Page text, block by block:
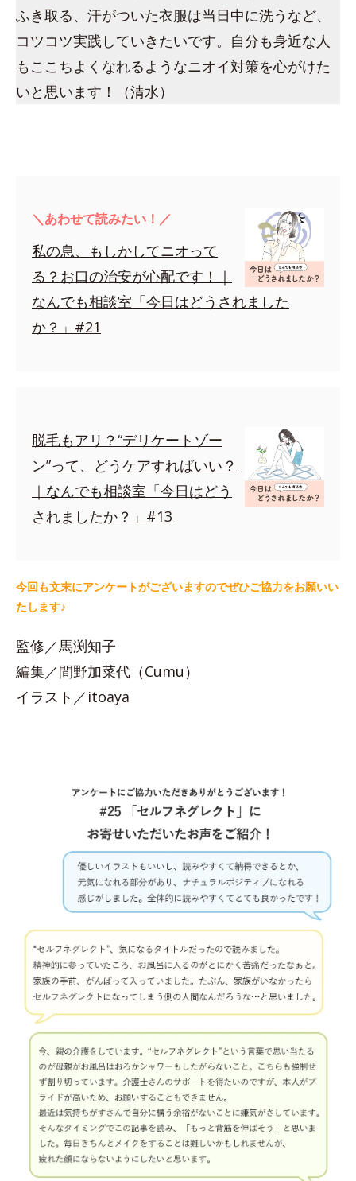
ふき取る、汗がついた衣服は当日中に洗うなど、
コツコツ実践していきたいです。自分も身近な人
もここちよくなれるようなニオイ対策を心がけた
いと思います！（清水）
＼あわせて読みたい！／
私の息、もしかしてニオって
る？お口の治安が心配です！｜
なんでも相談室「今日はどうされました
か？」#21
脱毛もアリ？“デリケートゾー
ン”って、どうケアすればいい？
｜なんでも相談室「今日はどう
されましたか？」#13
今回も文末にアンケートがございますのでぜひご協力をお願いい
たします♪
監修／馬渕知子
編集／間野加菜代（Cumu）
イラスト／itoaya